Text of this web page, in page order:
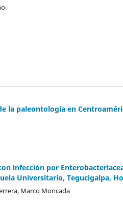
la paleontología en
infección por
Universitario, Tegucigalpa,
Marco Moncada